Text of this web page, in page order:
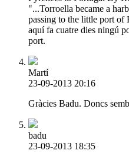
"...Torroella became a
passing to the little port of
aquí fa cuatre dies ningú
port.
Martí
23-09-2013 20:16
Gràcies Badu. Doncs
badu
23-09-2013 18:35